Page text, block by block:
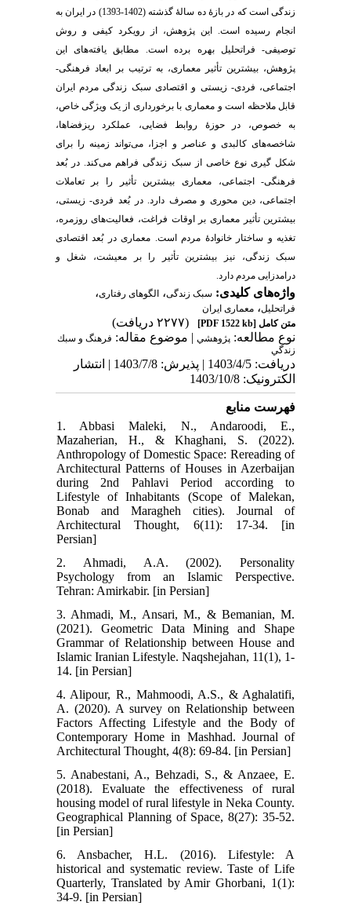
زندگی است که در بازۀ ده سالۀ گذشته (1402-1393) در ایران به
انجام رسیده است. این پژوهش، از رویکرد کیفی و روش
توصیفی- فراتحلیل بهره برده است. مطابق یافته‌های این
پژوهش، بیشترین تأثیر معماری، به ترتیب بر ابعاد فرهنگی-
اجتماعی، فردی- زیستی و اقتصادی سبک زندگی مردم ایران
قابل ملاحظه است و معماری با برخورداری از یک ویژگی خاص،
به خصوص، در حوزۀ روابط فضایی، عملکرد ریزفضاها،
شاخصه‌های کالبدی و عناصر و اجزا، می‌تواند زمینه را برای
شکل گیری نوع خاصی از سبک زندگی فراهم می‌کند. در بُعد
فرهنگی- اجتماعی، معماری بیشترین تأثیر را بر تعاملات
اجتماعی، دین محوری و مصرف دارد. در بُعد فردی- زیستی،
بیشترین تأثیر معماری بر اوقات فراغت، فعالیت‌های روزمره،
تغذیه و ساختار خانوادۀ مردم است. معماری در بُعد اقتصادی
سبک زندگی، نیز بیشترین تأثیر را بر معیشت، شغل و
درامدزایی مردم دارد.
واژه‌های کلیدی: سبک زندگی، الگوهای رفتاری،
فراتحلیل، معماری ایران
متن کامل[PDF 1522 kb]
(۲۲۷۷ دریافت)
نوع مطالعه: پژوهشي| موضوع مقاله: فرهنگ و سبك
زندگي
دریافت: 1403/4/5 | پذیرش: 1403/7/8 | انتشار
الکترونیک: 1403/10/8
فهرست منابع
1. Abbasi Maleki, N., Andaroodi, E.,
Mazaherian, H., & Khaghani, S. (2022).
Anthropology of Domestic Space: Rereading of
Architectural Patterns of Houses in Azerbaijan
during 2nd Pahlavi Period according to
Lifestyle of Inhabitants (Scope of Malekan,
Bonab and Maragheh cities). Journal of
Architectural Thought, 6(11): 17-34. [in
Persian]
2. Ahmadi, A.A. (2002). Personality
Psychology from an Islamic Perspective.
Tehran: Amirkabir. [in Persian]
3. Ahmadi, M., Ansari, M., & Bemanian, M.
(2021). Geometric Data Mining and Shape
Grammar of Relationship between House and
Islamic Iranian Lifestyle. Naqshejahan, 11(1), 1-
14. [in Persian]
4. Alipour, R., Mahmoodi, A.S., & Aghalatifi,
A. (2020). A survey on Relationship between
Factors Affecting Lifestyle and the Body of
Contemporary Home in Mashhad. Journal of
Architectural Thought, 4(8): 69-84. [in Persian]
5. Anabestani, A., Behzadi, S., & Anzaee, E.
(2018). Evaluate the effectiveness of rural
housing model of rural lifestyle in Neka County.
Geographical Planning of Space, 8(27): 35-52.
[in Persian]
6. Ansbacher, H.L. (2016). Lifestyle: A
historical and systematic review. Taste of Life
Quarterly, Translated by Amir Ghorbani, 1(1):
34-9. [in Persian]